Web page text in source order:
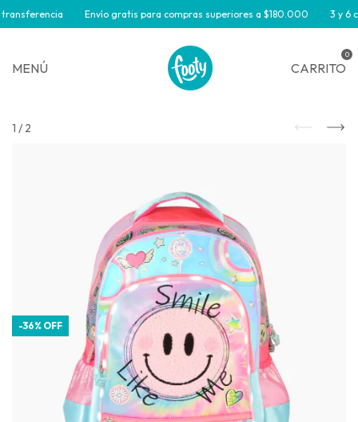
Envío gratis para compras superiores a $180.000 3 y 6
MENÚ CARRITO
0
1 / 2
-36% OFF